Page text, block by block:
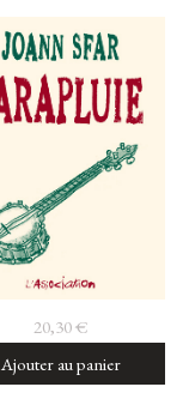
20,30€
Ajouter au panier